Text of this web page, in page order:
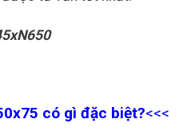
có gì đặc biệt?<<<